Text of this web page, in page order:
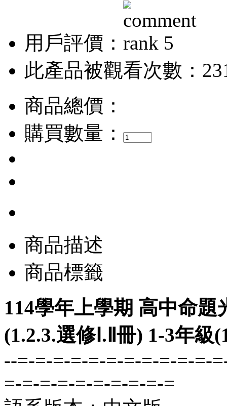
用戶評價：
此產品被觀看次數：
商品總價：
購買數量：
商品描述
商品標籤
114學年上學期 高中命
(1.2.3.選修Ⅰ.Ⅱ冊) 1-3年級
--=-=-=-=-=-=-=-=-=-=-=-
=-=-=-=-=-=-=-=-=-=